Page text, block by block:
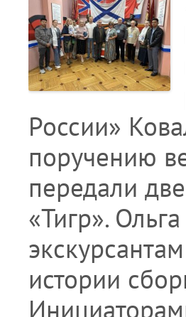
России»
поручению
передали
«Тигр».
истории